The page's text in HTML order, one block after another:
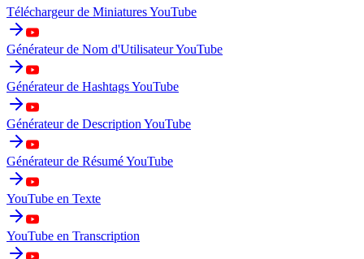
Téléchargeur de Miniatures YouTube
Générateur de Nom d'Utilisateur YouTube
Générateur de Hashtags YouTube
Générateur de Description YouTube
Générateur de Résumé YouTube
YouTube en Texte
YouTube en Transcription